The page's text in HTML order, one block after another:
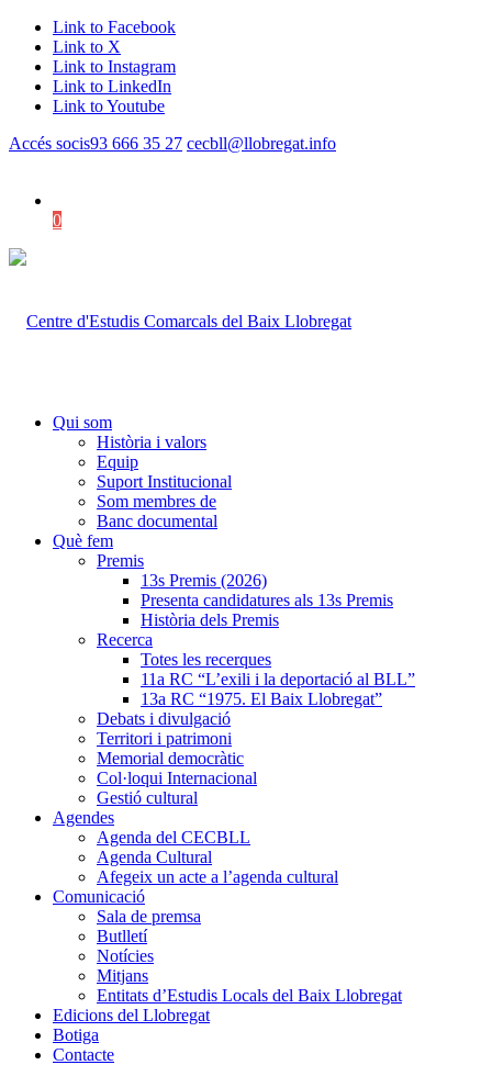
Link to Facebook
Link to X
Link to Instagram
Link to LinkedIn
Link to Youtube
Accés socis93 666 35 27 cecbll@llobregat.info
0
Qui som
Història i valors
Equip
Suport Institucional
Som membres de
Banc documental
Què fem
Premis
13s Premis (2026)
Presenta candidatures als 13s Premis
Història dels Premis
Recerca
Totes les recerques
11a RC “L’exili i la deportació al BLL”
13a RC “1975. El Baix Llobregat”
Debats i divulgació
Territori i patrimoni
Memorial democràtic
Col·loqui Internacional
Gestió cultural
Agendes
Agenda del CECBLL
Agenda Cultural
Afegeix un acte a l’agenda cultural
Comunicació
Sala de premsa
Butlletí
Notícies
Mitjans
Entitats d’Estudis Locals del Baix Llobregat
Edicions del Llobregat
Botiga
Contacte